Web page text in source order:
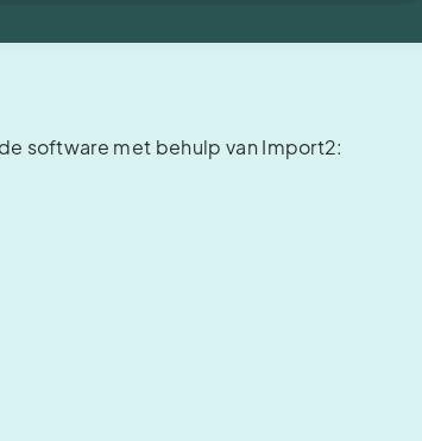
software met behulp van Import2: